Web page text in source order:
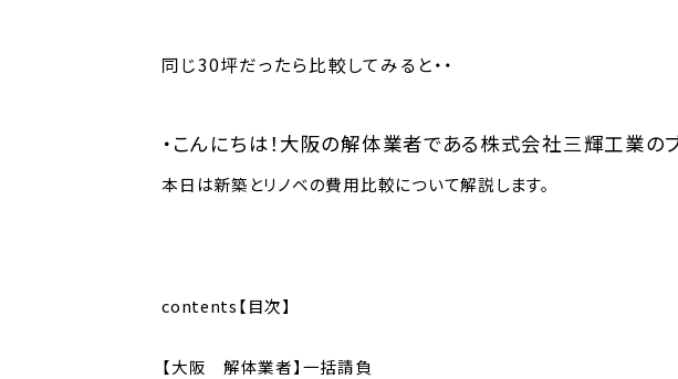
同じ30坪だったら比較してみると・・
こんにちは！大阪の解体業者である株式会社三輝工業の
本日は新築とリノベの費用比較について解説します。
contents【目次】
【大阪 解体業者】一括請負